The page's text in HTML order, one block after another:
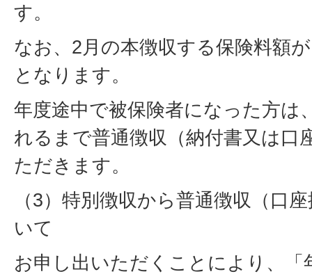
す。
なお、2月の本徴収する保険料額
となります。
年度途中で被保険者になった方は
れるまで普通徴収（納付書又は口
ただきます。
（3）特別徴収から普通徴収（口
いて
お申し出いただくことにより、「